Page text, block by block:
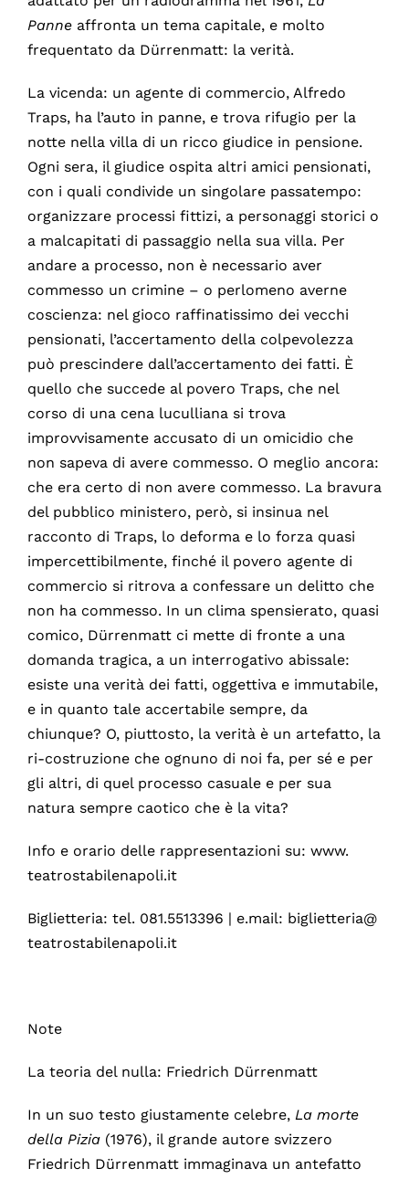
Panne affronta un tema capitale, e molto
frequentato da Dürrenmatt: la verità.
La vicenda: un agente di commercio, Alfredo
Traps, ha l’auto in panne, e trova rifugio per la
notte nella villa di un ricco giudice in pensione.
Ogni sera, il giudice ospita altri amici pensionati,
con i quali condivide un singolare passatempo:
organizzare processi fittizi, a personaggi storici o
a malcapitati di passaggio nella sua villa. Per
andare a processo, non è necessario aver
commesso un crimine – o perlomeno averne
coscienza: nel gioco raffinatissimo dei vecchi
pensionati, l’accertamento della colpevolezza
può prescindere dall’accertamento dei fatti. È
quello che succede al povero Traps, che nel
corso di una cena luculliana si trova
improvvisamente accusato di un omicidio che
non sapeva di avere commesso. O meglio ancora:
che era certo di non avere commesso. La bravura
del pubblico ministero, però, si insinua nel
racconto di Traps, lo deforma e lo forza quasi
impercettibilmente, finché il povero agente di
commercio si ritrova a confessare un delitto che
non ha commesso. In un clima spensierato, quasi
comico, Dürrenmatt ci mette di fronte a una
domanda tragica, a un interrogativo abissale:
esiste una verità dei fatti, oggettiva e immutabile,
e in quanto tale accertabile sempre, da
chiunque? O, piuttosto, la verità è un artefatto, la
ri-costruzione che ognuno di noi fa, per sé e per
gli altri, di quel processo casuale e per sua
natura sempre caotico che è la vita?
Info e orario delle rappresentazioni su: www.
teatrostabilenapoli.it
Biglietteria: tel. 081.5513396 | e.mail: biglietteria@
teatrostabilenapoli.it
Note
La teoria del nulla: Friedrich Dürrenmatt
In un suo testo giustamente celebre, La morte
della Pizia(1976), il grande autore svizzero
Friedrich Dürrenmatt immaginava un antefatto